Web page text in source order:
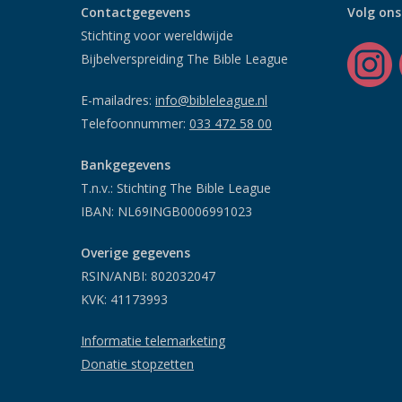
Contactgegevens
Stichting voor wereldwijde
Bijbelverspreiding The Bible League
E-mailadres: info@bibleleague.nl
Telefoonnummer: 033 472 58 00
Bankgegevens
T.n.v.: Stichting The Bible League
IBAN: NL69INGB0006991023
Overige gegevens
RSIN/ANBI: 802032047
KVK: 41173993
Informatie telemarketing
Donatie stopzetten
Volg